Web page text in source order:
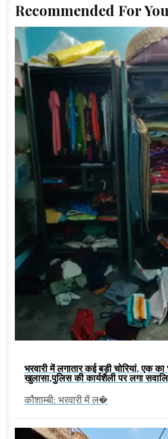
Recommended For You
भरवारी में लगातार कई बड़ी चोरियां, एक
खुलासा,पुलिस की कार्यशैली पर लगा
कौशाम्बी: भरवारी में ल�